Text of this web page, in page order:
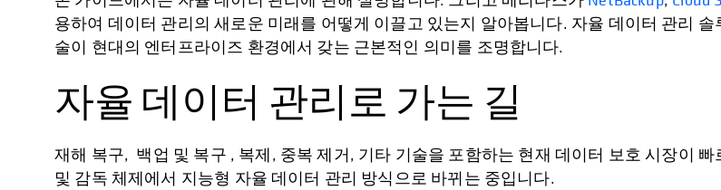
용하여 데이터 관리의 새로운 미래를 어떻게 이끌고 있는지 알아봅니다. 자율 데이터 관리
술이 현대의 엔터프라이즈 환경에서 갖는 근본적인 의미를 조명합니다.
자율 데이터 관리로 가는 길
재해 복구, 백업 및 복구 , 복제, 중복 제거, 기타 기술을 포함하는 현재 데이터 보호 시장이
및 감독 체제에서 지능형 자율 데이터 관리 방식으로 바뀌는 중입니다.